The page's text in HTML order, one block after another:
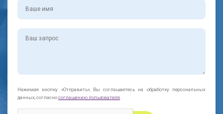
Нажимая кнопку «Отправить», Вы соглашаетесь на обработку персональных
данных, согласносоглашению пользователя